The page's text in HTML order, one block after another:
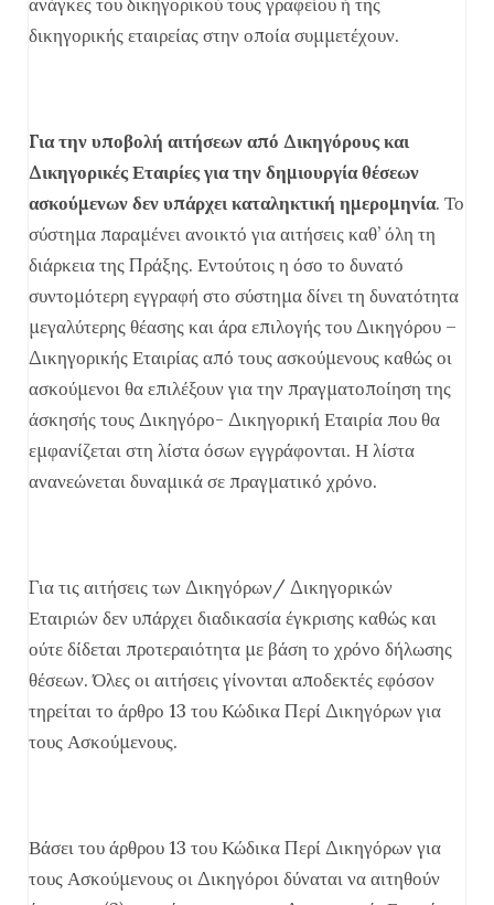
δικηγορικής εταιρείας στην οποία συμμετέχουν.
Για την υποβολή αιτήσεων από Δικηγόρους και
Δικηγορικές Εταιρίεςγια την δημιουργία θέσεων
ασκούμενων δεν υπάρχει καταληκτική ημερομηνία. Το
σύστημα παραμένει ανοικτό για αιτήσεις καθ’ όλη τη
διάρκεια της Πράξης. Εντούτοις η όσο το δυνατό
συντομότερη εγγραφή στο σύστημα δίνει τη δυνατότητα
μεγαλύτερης θέασης και άρα επιλογής του Δικηγόρου –
Δικηγορικής Εταιρίας από τους ασκούμενους καθώς οι
ασκούμενοι θα επιλέξουν για την πραγματοποίηση της
άσκησής τους Δικηγόρο- Δικηγορική Εταιρία που θα
εμφανίζεται στη λίστα όσων εγγράφονται. Η λίστα
ανανεώνεται δυναμικά σε πραγματικό χρόνο.
Για τις αιτήσεις των Δικηγόρων/ Δικηγορικών
Εταιριών δεν υπάρχει διαδικασία έγκρισης καθώς και
ούτε δίδεται προτεραιότητα με βάση το χρόνο δήλωσης
θέσεων. Όλες οι αιτήσεις γίνονται αποδεκτές εφόσον
τηρείται το άρθρο 13 του Κώδικα Περί Δικηγόρων για
τους Ασκούμενους.
Βάσει του άρθρου 13 του Κώδικα Περί Δικηγόρων για
τους Ασκούμενους οι Δικηγόροι δύναται να αιτηθούν